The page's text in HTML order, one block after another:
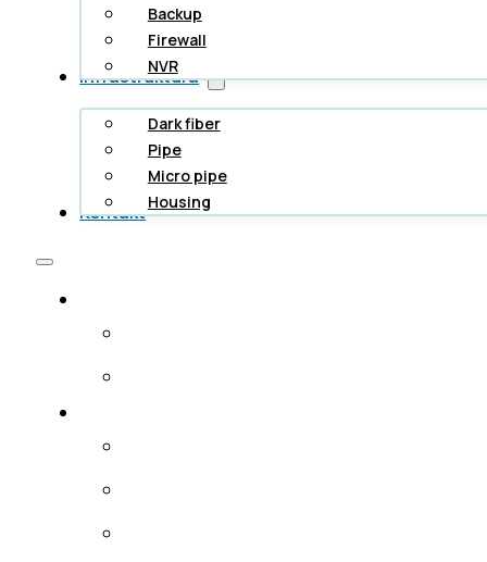
Backup
Firewall
NVR
Infrastruktura
Dark fiber
Pipe
Micro pipe
Housing
Kontakt